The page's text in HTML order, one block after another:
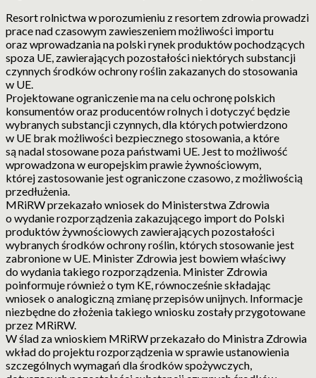
Resort rolnictwa w porozumieniu z resortem zdrowia prowadzi
prace nad czasowym zawieszeniem możliwości importu
oraz wprowadzania na polski rynek produktów pochodzących
spoza UE, zawierających pozostałości niektórych substancji
czynnych środków ochrony roślin zakazanych do stosowania
w UE.
Projektowane ograniczenie ma na celu ochronę polskich
konsumentów oraz producentów rolnych i dotyczyć będzie
wybranych substancji czynnych, dla których potwierdzono
w UE brak możliwości bezpiecznego stosowania, a które
są nadal stosowane poza państwami UE. Jest to możliwość
wprowadzona w europejskim prawie żywnościowym,
której zastosowanie jest ograniczone czasowo, z możliwością
przedłużenia.
MRiRW przekazało wniosek do Ministerstwa Zdrowia
o wydanie rozporządzenia zakazującego import do Polski
produktów żywnościowych zawierających pozostałości
wybranych środków ochrony roślin, których stosowanie jest
zabronione w UE. Minister Zdrowia jest bowiem właściwy
do wydania takiego rozporządzenia. Minister Zdrowia
poinformuje również o tym KE, równocześnie składając
wniosek o analogiczną zmianę przepisów unijnych. Informacje
niezbędne do złożenia takiego wniosku zostały przygotowane
przez MRiRW.
W ślad za wnioskiem MRiRW przekazało do Ministra Zdrowia
wkład do projektu rozporządzenia w sprawie ustanowienia
szczególnych wymagań dla środków spożywczych,